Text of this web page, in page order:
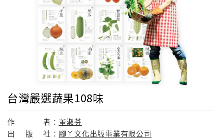
台灣嚴選蔬果108味
作 者： 董淑芬
出
版 社： 腳丫文化出版事業有限公司